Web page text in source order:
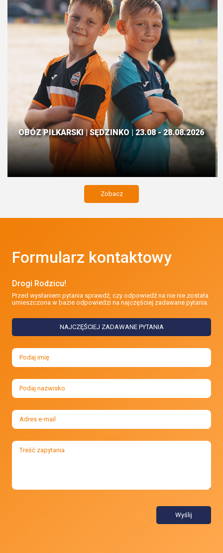
OBÓZ PIŁKARSKI | SĘDZINKO | 23.08 - 28.08.2026
Zobacz
Formularz kontaktowy
Drogi Rodzicu!
Przed wysłaniem pytania sprawdź, czy odpowiedź na nie nie została
umieszczona w bazie odpowiedzi na najczęściej zadawane pytania.
NAJCZĘŚCIEJ ZADAWANE PYTANIA
Wyślij